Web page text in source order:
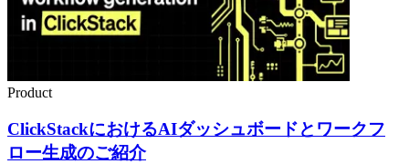
Product
ClickStackにおけるAIダッシュボードとワークフ
ロー生成のご紹介